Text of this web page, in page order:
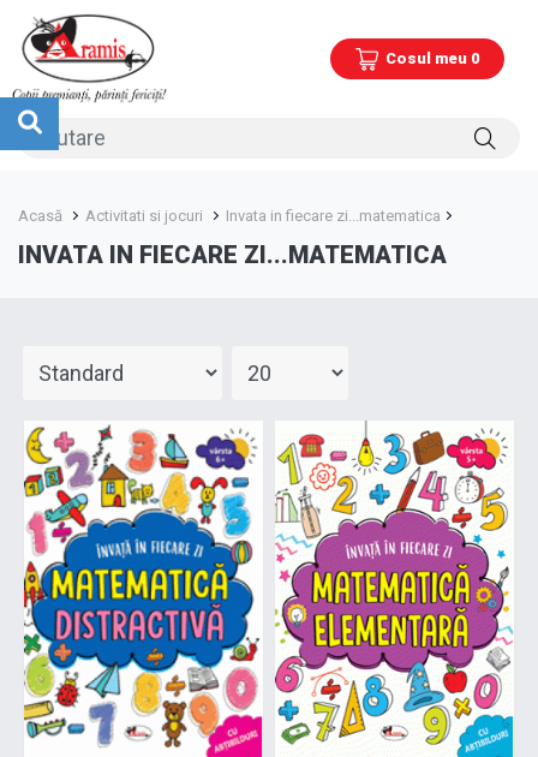
Cosul meu 0
Acasă Activitati si jocuri Invata in fiecare zi...matematica
INVATA IN FIECARE ZI...MATEMATICA